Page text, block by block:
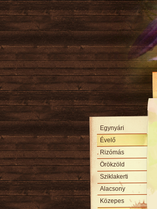
Egynyári
Évelő
Rizómás
Örökzöld
Sziklakerti
Alacsony
Közepes